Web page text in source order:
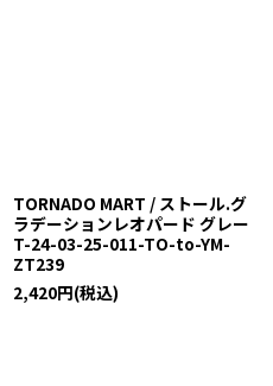
TORNADO MART / ストール.グ
ラデーションレオパード グレー
T-24-03-25-011-TO-to-YM-
ZT239
2,420円(税込)